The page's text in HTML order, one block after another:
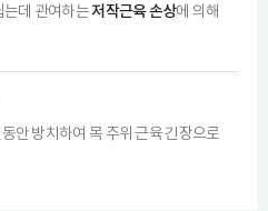
는데 관여하는저작근육 손상에 의해
안 방치하여 목 주위 근육 긴장으로